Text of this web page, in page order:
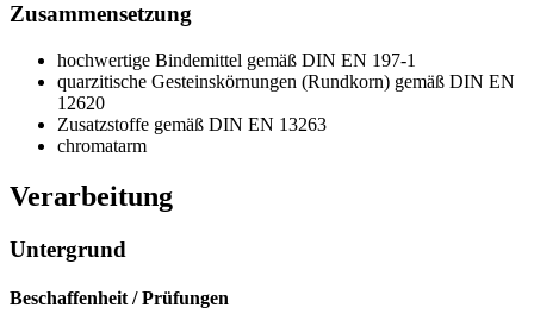
Zusammensetzung
hochwertige Bindemittel gemäß DIN EN 197-1
quarzitische Gesteinskörnungen (Rundkorn) gemäß DIN EN
12620
Zusatzstoffe gemäß DIN EN 13263
chromatarm
Verarbeitung
Untergrund
Beschaffenheit / Prüfungen